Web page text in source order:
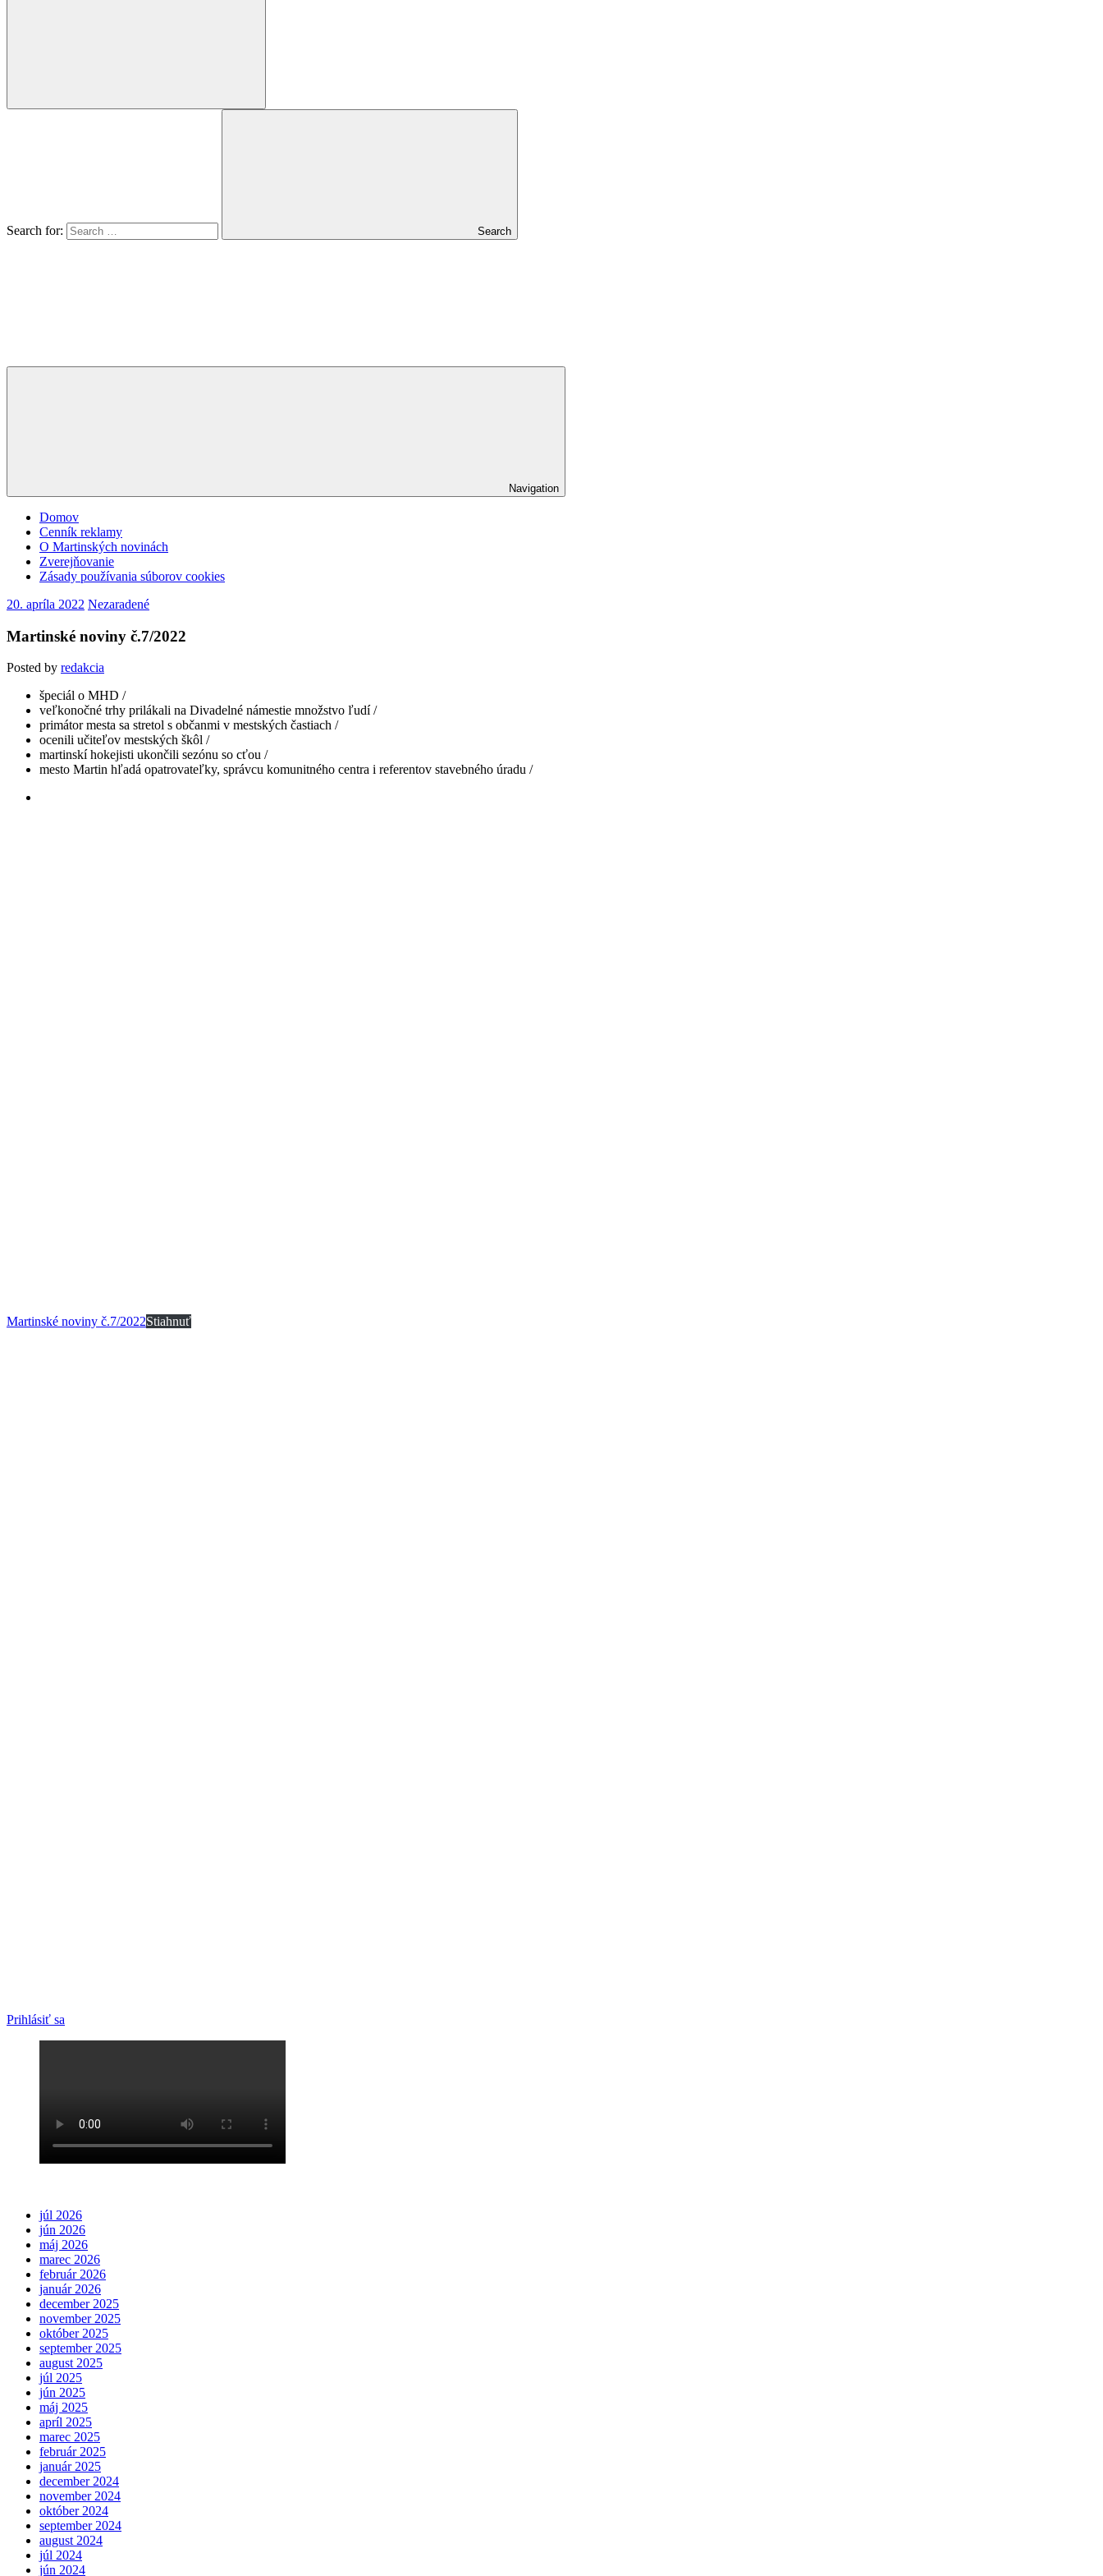
Search for: Search
Navigation
Domov
Cenník reklamy
O Martinských novinách
Zverejňovanie
Zásady používania súborov cookies
20. apríla 2022 Nezaradené
Martinské noviny č.7/2022
Posted by redakcia
špeciál o MHD /
veľkonočné trhy prilákali na Divadelné námestie množstvo ľudí /
primátor mesta sa stretol s občanmi v mestských častiach /
ocenili učiteľov mestských škôl /
martinskí hokejisti ukončili sezónu so cťou /
mesto Martin hľadá opatrovateľky, správcu komunitného centra i referentov stavebného úradu /
Martinské noviny č.7/2022Stiahnuť
Prihlásiť sa
júl 2026
jún 2026
máj 2026
marec 2026
február 2026
január 2026
december 2025
november 2025
október 2025
september 2025
august 2025
júl 2025
jún 2025
máj 2025
apríl 2025
marec 2025
február 2025
január 2025
december 2024
november 2024
október 2024
september 2024
august 2024
júl 2024
jún 2024